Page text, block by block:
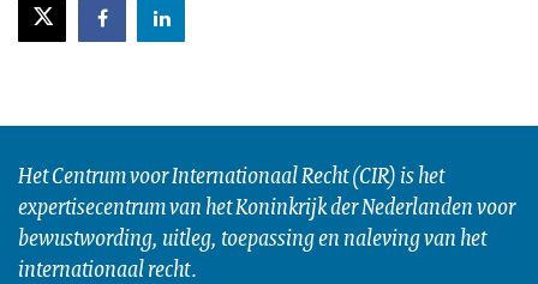
X-TwitterFacebookLinkedIn
Het Centrum voor Internationaal Recht (CIR) is het
expertisecentrum van het Koninkrijk der Nederlanden voor
bewustwording, uitleg, toepassing en naleving van het
internationaal recht.